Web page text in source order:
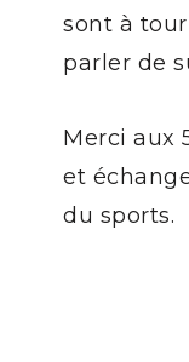
sont à
parler de
Merci aux
et
du sports.